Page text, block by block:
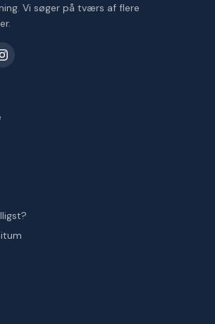
Vi søger på tværs af flere